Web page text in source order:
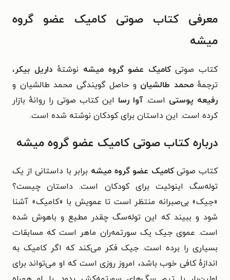
معرفی کتاب صوتی کامیک عضو گروه
میشه
کتاب صوتیکامیک عضو گروه میشه نوشتهٔ داریل بیکر،
ترجمهٔمحمد طالشیان و حاصل گویندگی محمد طالشیان و
رفیعه پوستی است. آوا رسا این کتاب صوتی را روانهٔ بازار
کرده است. این داستان برای کودکان نوشته شده است.
درباره کتاب صوتی کامیک عضو گروه میشه
کتاب صوتیکامیک عضو گروه میشه برابر با داستانی از یک
توله‌سگ اینوئیت برای کودکان است. داستان چیست؟
«جیک» بی‌صبرانه منتظر است تا عمویش با «کامیک» آشنا
شود و ببیند که این توله‌سگ چقدر مطیع و باهوش شده
است. عموی جیک یک سورتمه‌ران ماهر است که مسابقات
بسیاری را برده است. جیک فکر می‌کند که اگر کامیک به
اندازهٔ کافی خوب باشد، امروز روزی است که او می‌تواند برای